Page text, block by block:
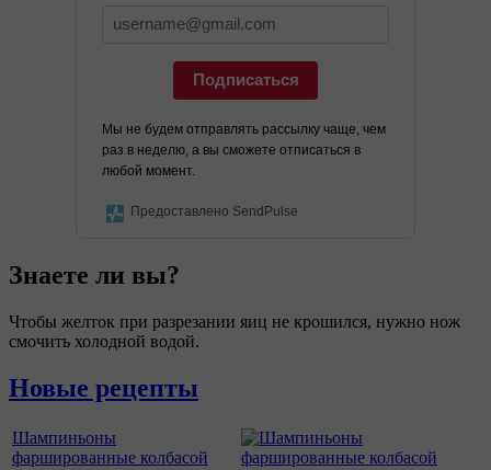
Подписаться
Мы не будем отправлять рассылку чаще, чем
раз в неделю, а вы сможете отписаться в
любой момент.
Предоставлено SendPulse
Знаете ли вы?
Чтобы желток при разрезании яиц не крошился, нужно нож
смочить холодной водой.
Новые рецепты
Шампиньоны
фаршированные колбасой